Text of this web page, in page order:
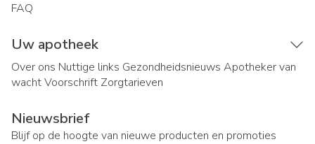
FAQ
Uw apotheek
Over ons Nuttige links Gezondheidsnieuws Apotheker van
wachtVoorschrift Zorgtarieven
Nieuwsbrief
Blijf op de hoogte van nieuwe producten en promoties